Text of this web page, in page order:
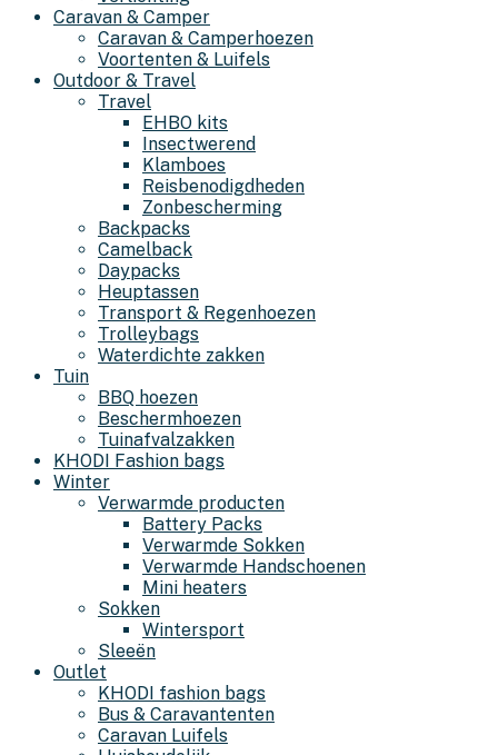
Caravan & Camper
Caravan & Camperhoezen
Voortenten & Luifels
Outdoor & Travel
Travel
EHBO kits
Insectwerend
Klamboes
Reisbenodigdheden
Zonbescherming
Backpacks
Camelback
Daypacks
Heuptassen
Transport & Regenhoezen
Trolleybags
Waterdichte zakken
Tuin
BBQ hoezen
Beschermhoezen
Tuinafvalzakken
KHODI Fashion bags
Winter
Verwarmde producten
Battery Packs
Verwarmde Sokken
Verwarmde Handschoenen
Mini heaters
Sokken
Wintersport
Sleeën
Outlet
KHODI fashion bags
Bus & Caravantenten
Caravan Luifels